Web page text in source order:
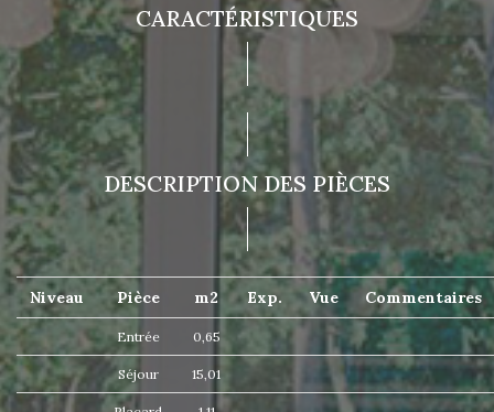
CARACTÉRISTIQUES
DESCRIPTION DES PIÈCES
Niveau Pièce m2 Exp. Vue Commentaires
Entrée 0,65
Séjour 15,01